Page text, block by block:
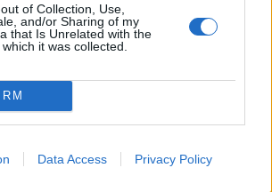
of Collection, Use,
and/or Sharing of my
that Is Unrelated with the
it was collected.
Data Access Privacy Policy
Lutra album: itt lesz
áron a népszerű matricás